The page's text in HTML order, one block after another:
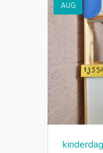
AUG